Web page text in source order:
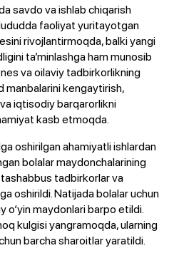
savdo va ishlab chiqarish
faoliyat yuritayotgan
rivojlantirmoqda, balki yangi
ta’minlashga ham munosib
va oilaviy tadbirkorlikning
manbalarini kengaytirish,
iqtisodiy barqarorlikni
kasb etmoqda.
oshirilgan ahamiyatli ishlardan
bolalar maydonchalarining
tashabbus tadbirkorlar va
oshirildi. Natijada bolalar uchun
o‘yin maydonlari barpo etildi.
kulgisi yangramoqda, ularning
barcha sharoitlar yaratildi.